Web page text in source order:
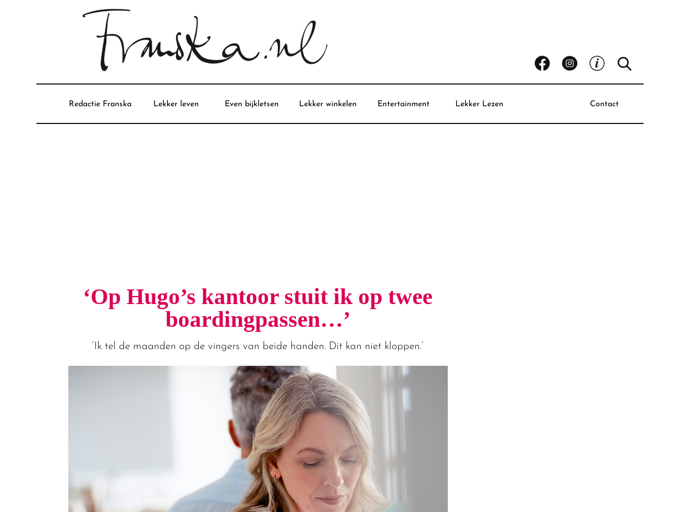
Redactie Franska Lekker leven Even bijkletsen Lekker winkelen Entertainment Lekker Lezen Contact
‘Op Hugo’s kantoor stuit ik op twee
boardingpassen…’
‘Ik tel de maanden op de vingers van beide handen. Dit kan niet kloppen.’